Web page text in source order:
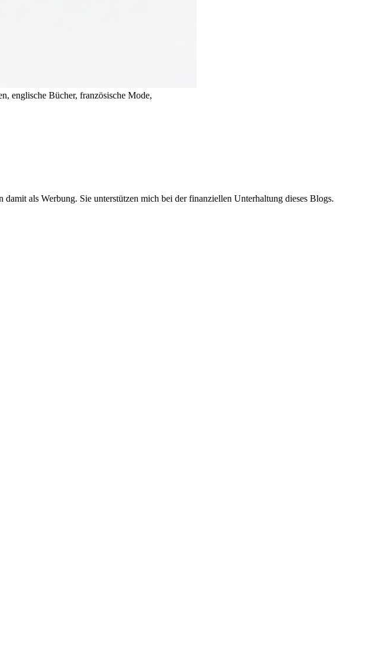
englische Bücher, französische Mode,
damit als Werbung. Sie unterstützen mich bei der finanziellen Unterhaltung dieses Blogs.